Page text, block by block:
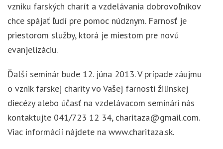
vzniku farských charít a vzdelávania dobrovoľníkov
chce spájať ľudí pre pomoc núdznym. Farnosť je
priestorom služby, ktorá je miestom pre novú
evanjelizáciu.
Ďalší seminár bude 12. júna 2013. V prípade záujmu
o vznik farskej charity vo Vašej farnosti žilinskej
diecézy alebo účasť na vzdelávacom seminári nás
kontaktujte 041/723 12 34, charitaza@gmail.com.
Viac informácií nájdete na www.charitaza.sk.